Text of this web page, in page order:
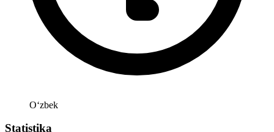
Oʻzbek
Statistika